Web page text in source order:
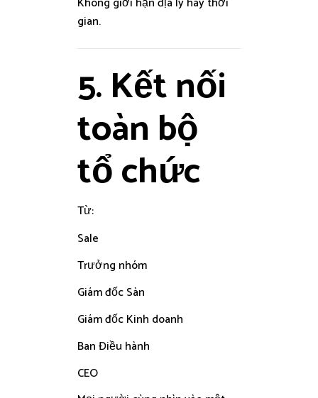
gian.
5. Kết nối
toàn bộ
tổ chức
Từ:
Sale
Trưởng nhóm
Giám đốc Sàn
Giám đốc Kinh doanh
Ban Điều hành
CEO